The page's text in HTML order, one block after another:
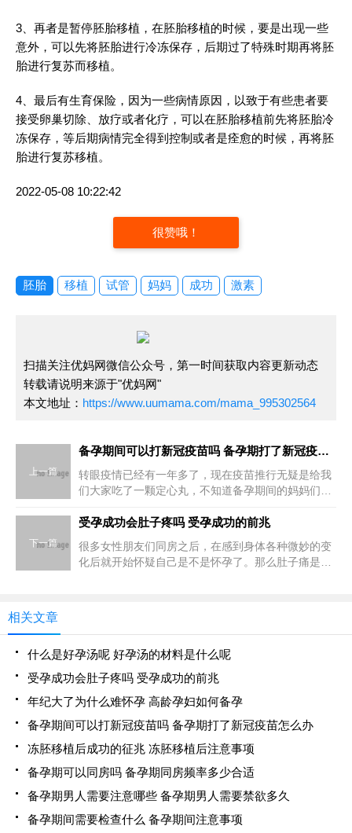
3、再者是暂停胚胎移植，在胚胎移植的时候，要是出现一些
意外，可以先将胚胎进行冷冻保存，后期过了特殊时期再将胚
胎进行复苏而移植。
4、最后有生育保险，因为一些病情原因，以致于有些患者要
接受卵巢切除、放疗或者化疗，可以在胚胎移植前先将胚胎冷
冻保存，等后期病情完全得到控制或者是痊愈的时候，再将胚
胎进行复苏移植。
2022-05-08 10:22:42
很赞哦！
胚胎 移植 试管 妈妈 成功 激素
扫描关注优妈网微信公众号，第一时间获取内容更新动态
转载请说明来源于"优妈网"
本文地址： https://www.uumama.com/mama_995302564
上一篇
备孕期间可以打新冠疫苗吗 备孕期打了新冠疫苗怎么办
转眼疫情已经有一年多了，现在疫苗推行无疑是给我
们大家吃了一颗定心丸，不知道备孕期间的妈妈们能
孕期间注射新冠疫苗，并不会自身造成太大的影响，
下一篇
受孕成功会肚子疼吗 受孕成功的前兆
很多女性朋友们同房之后，在感到身体各种微妙的变
化后就开始怀疑自己是不是怀孕了。那么肚子痛是受
相关文章
什么是好孕汤呢 好孕汤的材料是什么呢
受孕成功会肚子疼吗 受孕成功的前兆
年纪大了为什么难怀孕 高龄孕妇如何备孕
备孕期间可以打新冠疫苗吗 备孕期打了新冠疫苗怎么办
冻胚移植后成功的征兆 冻胚移植后注意事项
备孕期可以同房吗 备孕期同房频率多少合适
备孕期男人需要注意哪些 备孕期男人需要禁欲多久
备孕期间需要检查什么 备孕期间注意事项